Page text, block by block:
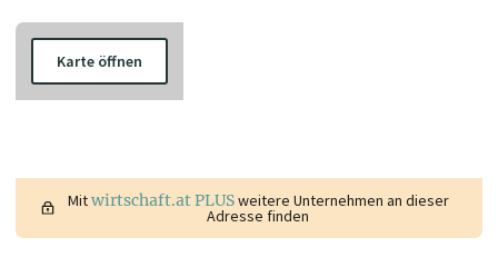
Karte öffnen
Mitwirtschaft.at PLUSweitere Unternehmen an dieser
Adresse finden